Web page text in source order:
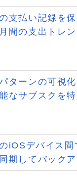
支払い記録を
間の支出トレ
ターンの可視
なサブスクを特
iOSデバイス間
期してバック